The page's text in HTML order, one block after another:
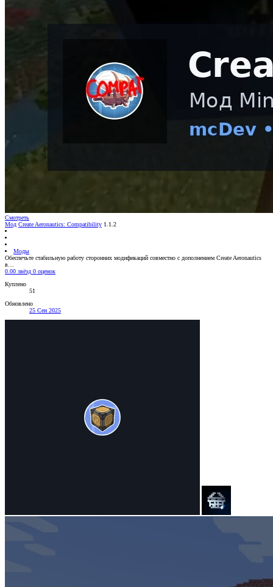
Смотреть
Мод Create Aeronautics: Compatibility 1.1.2
Моды
Обеспечьте стабильную работу сторонних модификаций совместно с дополнением Create Aeronautics
в…
0.00 звёзд 0 оценок
Куплено
51
Обновлено
25 Сен 2025